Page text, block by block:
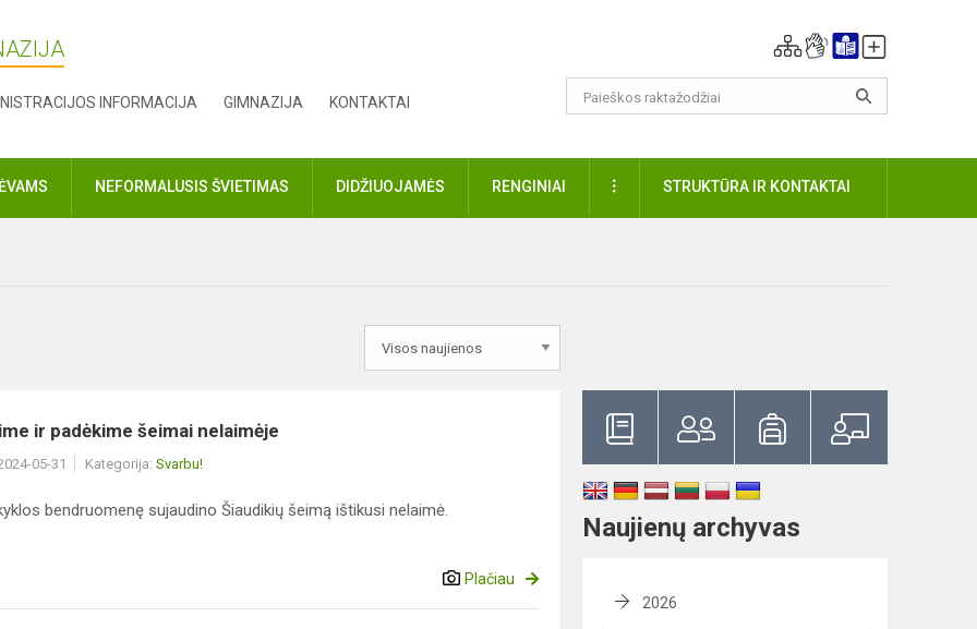
INFORMACIJA GIMNAZIJA KONTAKTAI
NEFORMALUSIS ŠVIETIMAS DIDŽIUOJAMĖS RENGINIAI DAUGIAUSTRUKTŪRA IR KONTAKTAI
ir padėkime šeimai nelaimėje
05-31 Kategorija: Svarbu!
bendruomenę sujaudino Šiaudikių šeimą ištikusi nelaimė.
Plačiau
Naujienų archyvas
2026